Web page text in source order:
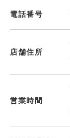
電話番号
店舗住所
営業時間